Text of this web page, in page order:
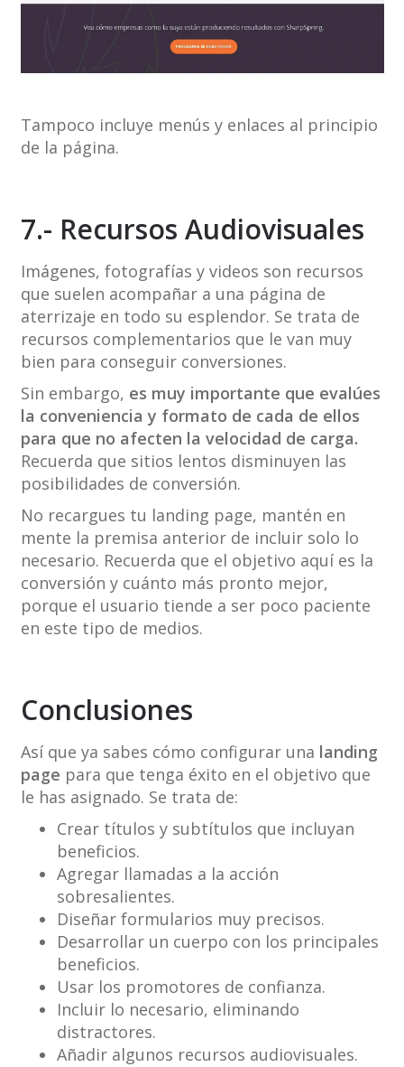
Tampoco incluye menús y enlaces al principio
de la página.
7.- Recursos Audiovisuales
Imágenes, fotografías y videos son recursos
que suelen acompañar a una página de
aterrizaje en todo su esplendor. Se trata de
recursos complementarios que le van muy
bien para conseguir conversiones.
Sin embargo, es muy importante que evalúes
la conveniencia y formato de cada de ellos
para que no afecten la velocidad de carga.
Recuerda que sitios lentos disminuyen las
posibilidades de conversión.
No recargues tu landing page, mantén en
mente la premisa anterior de incluir solo lo
necesario. Recuerda que el objetivo aquí es la
conversión y cuánto más pronto mejor,
porque el usuario tiende a ser poco paciente
en este tipo de medios.
Conclusiones
Así que ya sabes cómo configurar una landing
page para que tenga éxito en el objetivo que
le has asignado. Se trata de:
Crear títulos y subtítulos que incluyan
beneficios.
Agregar llamadas a la acción
sobresalientes.
Diseñar formularios muy precisos.
Desarrollar un cuerpo con los principales
beneficios.
Usar los promotores de confianza.
Incluir lo necesario, eliminando
distractores.
Añadir algunos recursos audiovisuales.